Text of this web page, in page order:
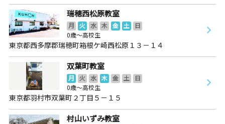
瑞穂西松原教室
月 火 水 木 金 土
日
0歳～高校生
東京都西多摩郡瑞穂町箱根ケ崎西松原１３－１４
双葉町教室
月 火 水 木 金 土
日
0歳～高校生
東京都羽村市双葉町２丁目５－１５
村山いずみ教室